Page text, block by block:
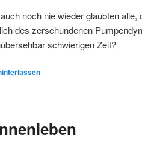
noch nie wieder glaubten alle,
des zerschundenen
schwierigen Zeit?